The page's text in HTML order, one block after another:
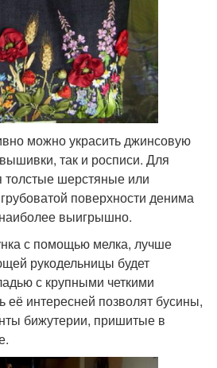
можно украсить джинсовую
так и росписи. Для
шерстяные или
поверхности денима
выигрышно.
с помощью мелка, лучше
рукодельницы будет
с крупными четкими
её интересней позволят бусины,
бижутерии, пришитые в